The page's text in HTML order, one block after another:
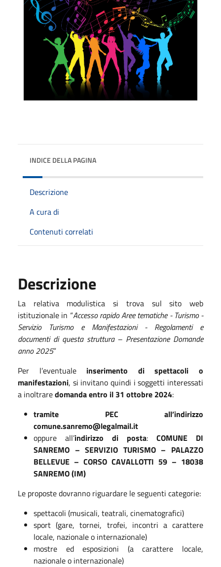
INDICE DELLA PAGINA
Descrizione
A cura di
Contenuti correlati
Descrizione
La relativa modulistica si trova sul sito web
istituzionale in “Accesso rapido Aree tematiche - Turismo -
Servizio Turismo e Manifestazioni - Regolamenti e
documenti di questa struttura – Presentazione Domande
anno 2025”
Per l’eventuale inserimento di spettacoli o
manifestazioni, si invitano quindi i soggetti interessati
a inoltraredomanda entro il 31 ottobre 2024:
tramite PEC all’indirizzo
comune.sanremo@legalmail.it
oppure all’indirizzo di posta: COMUNE DI
SANREMO – SERVIZIO TURISMO – PALAZZO
BELLEVUE – CORSO CAVALLOTTI 59 – 18038
SANREMO (IM)
Le proposte dovranno riguardare le seguenti categorie:
spettacoli (musicali, teatrali, cinematografici)
sport (gare, tornei, trofei, incontri a carattere
locale, nazionale o internazionale)
mostre ed esposizioni (a carattere locale,
nazionale o internazionale)